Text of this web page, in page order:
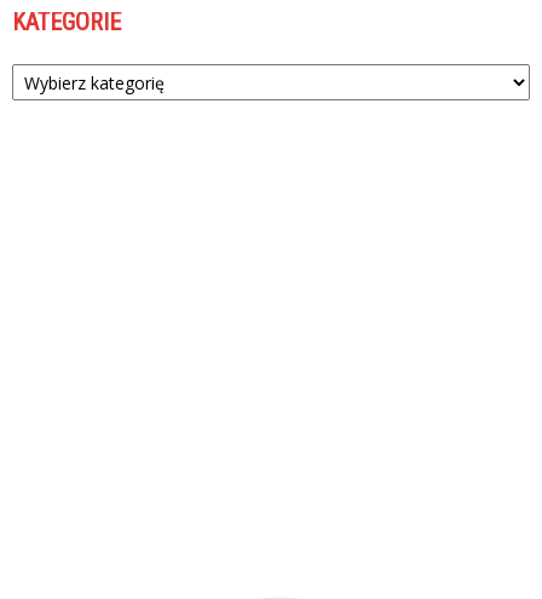
KATEGORIE
Kategorie